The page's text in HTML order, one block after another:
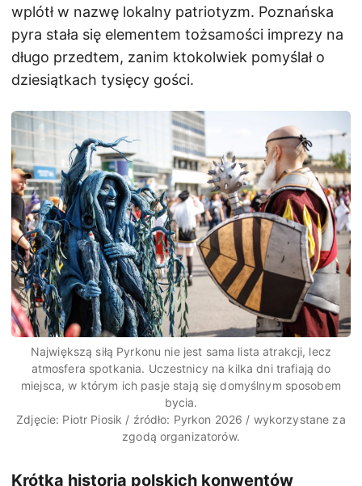
wplótł w nazwę lokalny patriotyzm. Poznańska
pyra stała się elementem tożsamości imprezy na
długo przedtem, zanim ktokolwiek pomyślał o
dziesiątkach tysięcy gości.
Największą siłą Pyrkonu nie jest sama lista atrakcji, lecz
atmosfera spotkania. Uczestnicy na kilka dni trafiają do
miejsca, w którym ich pasje stają się domyślnym sposobem
bycia.
Zdjęcie: Piotr Piosik / źródło: Pyrkon 2026 / wykorzystane za
zgodą organizatorów.
Krótka historia polskich konwentów